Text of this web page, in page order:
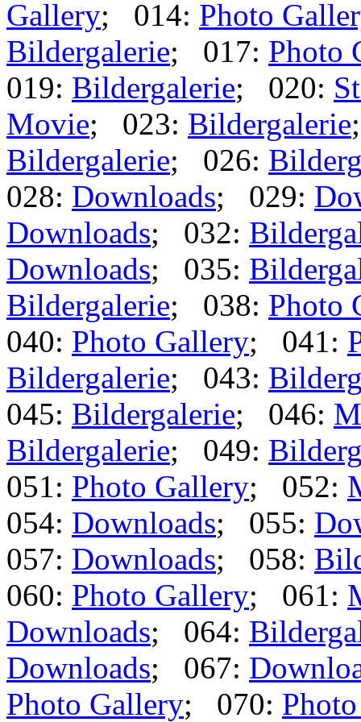
Gallery; 014: Photo
Bildergalerie; 017: Photo
019: Bildergalerie; 020:
Movie; 023: Bildergalerie
Bildergalerie; 026:
028: Downloads; 029:
Downloads; 032:
Downloads; 035:
Bildergalerie; 038: Photo
040: Photo Gallery; 041:
Bildergalerie; 043:
045: Bildergalerie; 046:
Bildergalerie; 049:
051: Photo Gallery; 052:
054: Downloads; 055:
057: Downloads; 058:
060: Photo Gallery; 061:
Downloads; 064:
Downloads; 067:
Photo Gallery; 070: